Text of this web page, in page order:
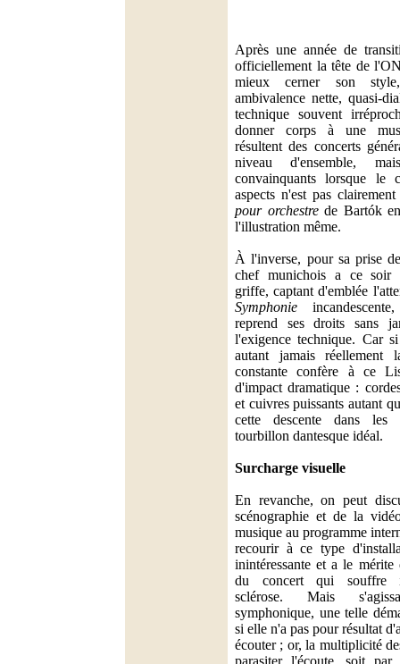
Après une année de
officiellement la tête de
mieux cerner son
ambivalence nette, quasi-
technique souvent
donner corps à une
résultent des concerts
niveau d'ensemble,
convainquants lorsque le
aspects n'est pas
pour orchestrede Bartók
l'illustration même.
À l'inverse, pour sa prise
chef munichois a ce soir
griffe, captant d'emblée
Symphonie
reprend ses droits sans
l'exigence technique. Car
autant jamais réellement
constante confère à ce
d'impact dramatique :
et cuivres puissants autant
cette descente dans les
tourbillon dantesque idéal.
Surcharge visuelle
En revanche, on peut
scénographie et de la
musique au programme
recourir à ce type
inintéressante et a le
du concert qui souffre
sclérose. Mais
symphonique, une telle
si elle n'a pas pour résultat
écouter ; or, la multiplicité
parasiter l'écoute, soit par